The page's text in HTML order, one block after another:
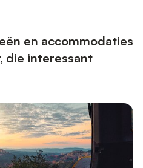
en accommodaties
die interessant